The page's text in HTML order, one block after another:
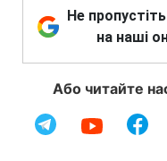
Не
на наші
Або читайте